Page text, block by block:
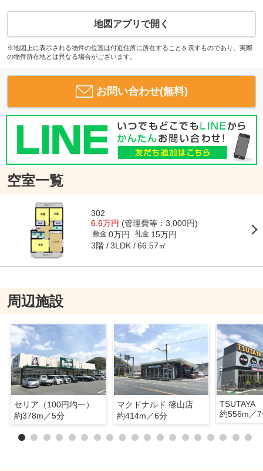
地図アプリで開く
※地図上に表示される物件の位置は付近住所に所在することを表すものであり、実際
の物件所在地とは異なる場合がございます。
お問い合わせ(無料)
空室一覧
302
6.6万円 (管理費等：3,000円)
敷金 0万円 礼金 15万円
3階 3LDK 66.57㎡
周辺施設
セリア（100円均一）
約378m／5分
マクドナルド 篠山店
約414m／6分
TSUTAYA
約556m／